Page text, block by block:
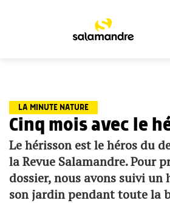
LA MINUTE NATURE
Cinq mois avec le
Le hérisson est le héros du
la Revue Salamandre. Pour
dossier, nous avons suivi un
son jardin pendant toute la